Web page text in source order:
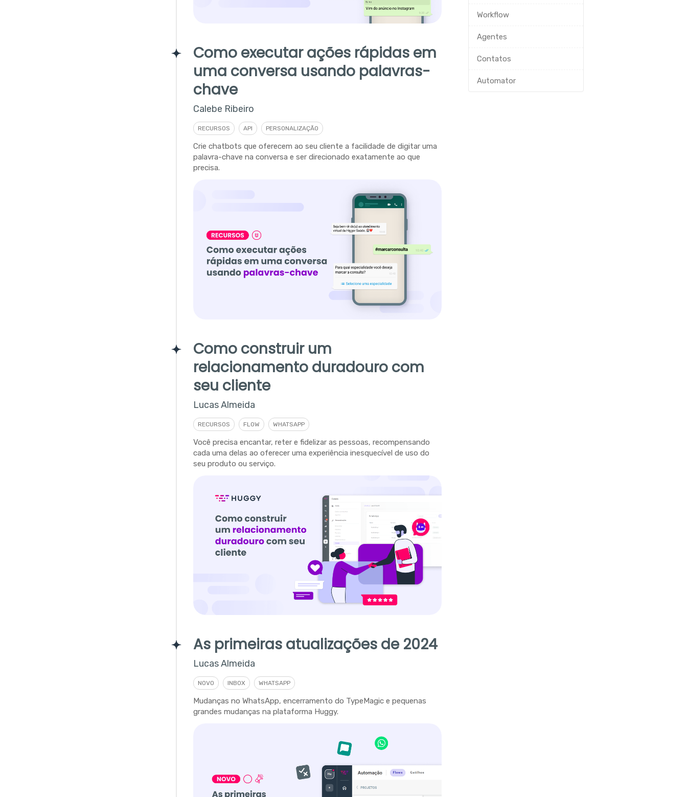
Workflow
Agentes
Contatos
Automator
Como executar ações rápidas em
uma conversa usando palavras-
chave
Calebe Ribeiro
RECURSOS API PERSONALIZAÇÃO
Crie chatbots que oferecem ao seu cliente a facilidade de digitar uma
palavra-chave na conversa e ser direcionado exatamente ao que
precisa.
Como construir um
relacionamento duradouro com
seu cliente
Lucas Almeida
RECURSOS FLOW WHATSAPP
Você precisa encantar, reter e fidelizar as pessoas, recompensando
cada uma delas ao oferecer uma experiência inesquecível de uso do
seu produto ou serviço.
As primeiras atualizações de 2024
Lucas Almeida
NOVO INBOX WHATSAPP
Mudanças no WhatsApp, encerramento do TypeMagic e pequenas
grandes mudanças na plataforma Huggy.